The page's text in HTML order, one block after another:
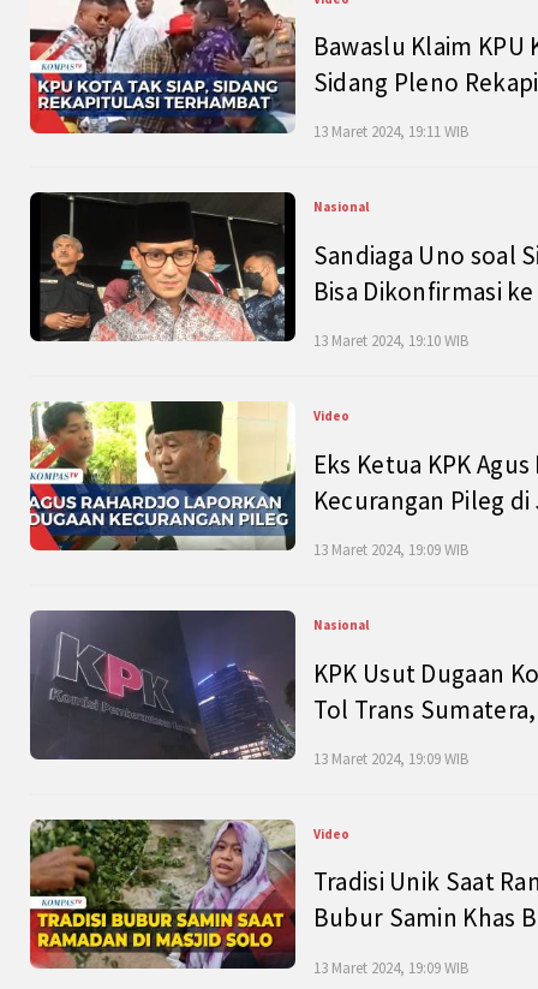
Bawaslu Klaim
Sidang Pleno
13 Maret 2024, 19:11 WIB
Nasional
Sandiaga Uno soal
Bisa Dikonfirmasi
13 Maret 2024, 19:10 WIB
Video
Eks Ketua KPK
Kecurangan Pileg
13 Maret 2024, 19:09 WIB
Nasional
KPK Usut Dugaan
Tol Trans
13 Maret 2024, 19:09 WIB
Video
Tradisi Unik Saat
Bubur Samin Khas
13 Maret 2024, 19:09 WIB